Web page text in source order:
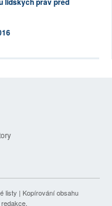
listy | Kopírování obsahu